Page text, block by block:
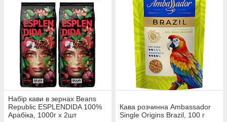
Набір кави в зернах Beans
Republic ESPLENDIDA 100%
Арабіка, 1000г х 2шт
Кава розчинна Ambassador
Single Origins Brazil, 100 г